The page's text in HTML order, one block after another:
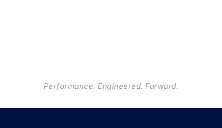
Performance. Engineered. Forward.